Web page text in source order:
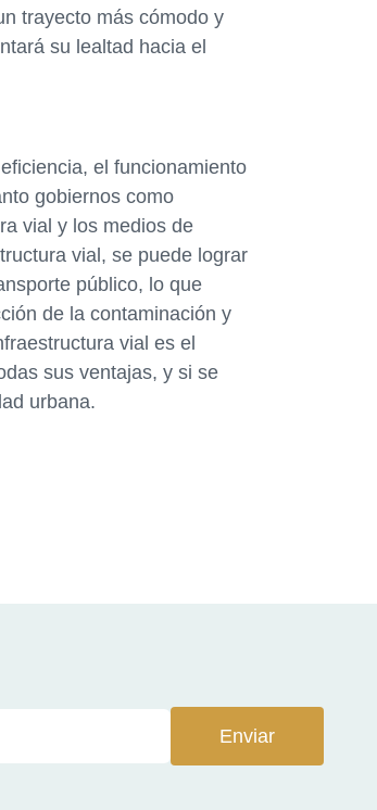
trayecto más cómodo y
su lealtad hacia el
el funcionamiento
gobiernos como
vial y los medios de
vial, se puede lograr
público, lo que
de la contaminación y
vial es el
sus ventajas, y si se
urbana.
Enviar